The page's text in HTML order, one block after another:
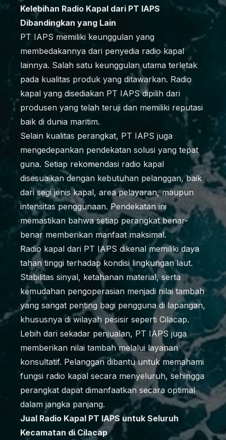
Kelebihan Radio Kapal dari PT IAPS
Dibandingkan yang Lain
PT IAPS memiliki keunggulan yang
membedakannya dari penyedia radio kapal
lainnya. Salah satu keunggulan utama terletak
pada kualitas produk yang ditawarkan. Radio
kapal yang disediakan PT IAPS dipilih dari
produsen yang telah teruji dan memiliki reputasi
baik di dunia maritim.
Selain kualitas perangkat, PT IAPS juga
mengedepankan pendekatan solusi yang tepat
guna. Setiap rekomendasi radio kapal
disesuaikan dengan kebutuhan pelanggan, baik
dari segi jenis kapal, area pelayaran, maupun
intensitas penggunaan. Pendekatan ini
memastikan bahwa setiap perangkat benar-
benar memberikan manfaat maksimal.
Radio kapal dari PT IAPS dikenal memiliki daya
tahan tinggi terhadap kondisi lingkungan laut.
Stabilitas sinyal, ketahanan material, serta
kemudahan pengoperasian menjadi nilai tambah
yang sangat penting bagi pengguna di lapangan,
khususnya di wilayah pesisir seperti Cilacap.
Lebih dari sekadar penjualan, PT IAPS juga
memberikan nilai tambah melalui layanan
konsultatif. Pelanggan dibantu untuk memahami
fungsi radio kapal secara menyeluruh, sehingga
perangkat dapat dimanfaatkan secara optimal
dalam jangka panjang.
Jual Radio Kapal PT IAPS untuk Seluruh
Kecamatan di Cilacap